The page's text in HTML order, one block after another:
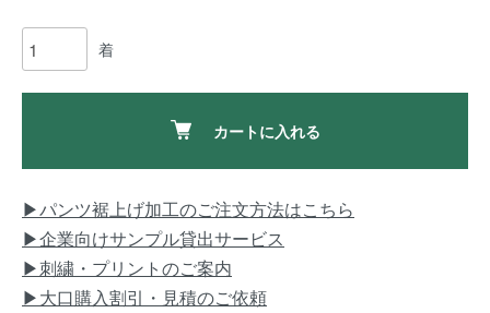
着
カートに入れる
▶パンツ裾上げ加工のご注文方法はこちら
▶企業向けサンプル貸出サービス
▶刺繍・プリントのご案内
▶大口購入割引・見積のご依頼